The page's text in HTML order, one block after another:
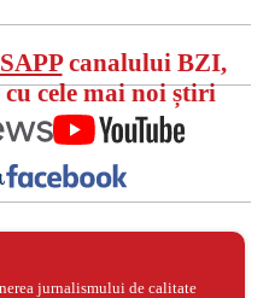
canalului BZI,
cele mai noi știri
jurnalismului de calitate